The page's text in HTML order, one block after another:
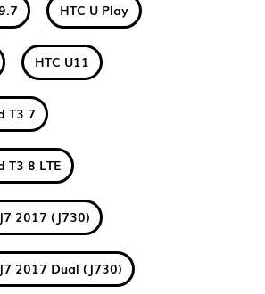
HTC U Play
HTC U11
T3 7
T3 8 LTE
2017 (J730)
2017 Dual (J730)